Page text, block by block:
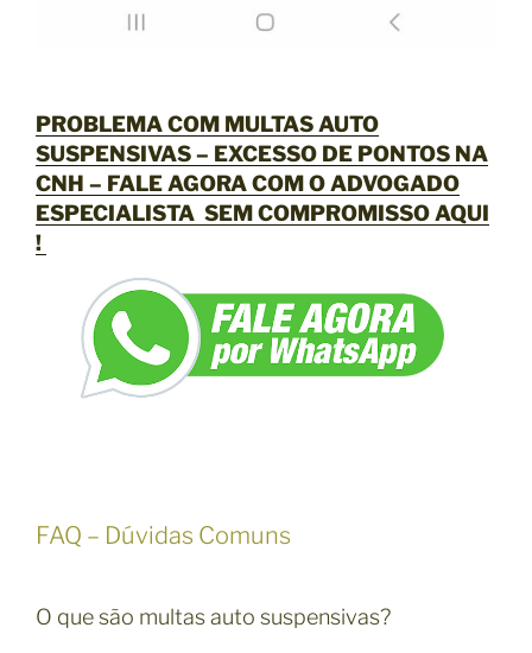
PROBLEMA COM MULTAS AUTO
SUSPENSIVAS – EXCESSO DE PONTOS NA
CNH – FALE AGORA COM O ADVOGADO
ESPECIALISTA SEM COMPROMISSOAQUI
!
FAQ – Dúvidas Comuns
O que são multas auto suspensivas?